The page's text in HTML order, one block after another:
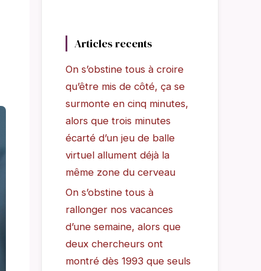
Articles recents
On s’obstine tous à croire
qu’être mis de côté, ça se
surmonte en cinq minutes,
alors que trois minutes
écarté d’un jeu de balle
virtuel allument déjà la
même zone du cerveau
On s’obstine tous à
rallonger nos vacances
d’une semaine, alors que
deux chercheurs ont
montré dès 1993 que seuls